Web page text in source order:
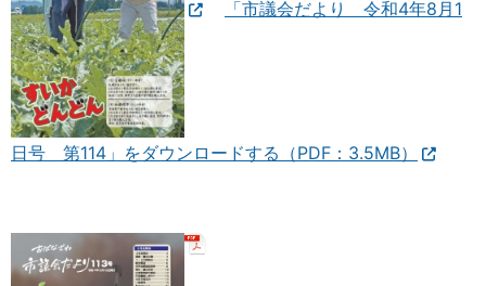
「市議会だより 令和4年8月1
日号 第114」をダウンロードする（PDF：3.5MB）